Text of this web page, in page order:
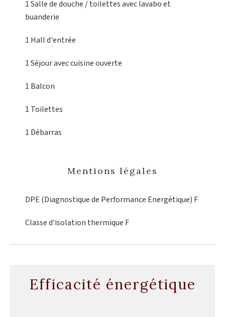
1 Salle de douche / toilettesavec lavabo et
buanderie
1 Hall d'entrée
1 Séjouravec cuisine ouverte
1 Balcon
1 Toilettes
1 Débarras
Mentions légales
DPE (Diagnostique de Performance Energétique) F
Classe d'isolation thermique F
Efficacité énergétique